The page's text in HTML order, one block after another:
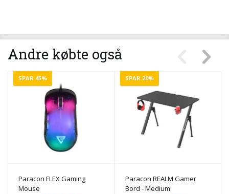
Andre købte også
SPAR 45%
Paracon FLEX Gaming
Mouse
SPAR 20%
Paracon REALM Gamer
Bord - Medium